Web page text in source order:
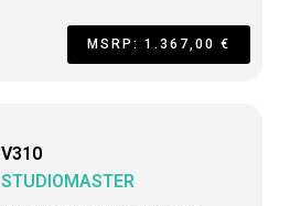
MSRP: 1.367,00 €
V310
STUDIOMASTER